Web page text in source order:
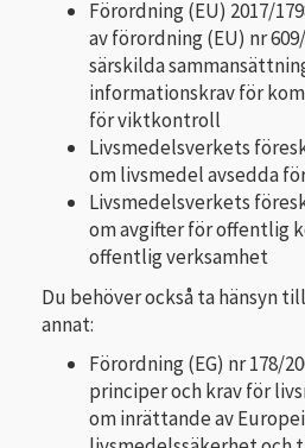
Förordning (EU) 2017/
av förordning (EU) nr
särskilda
informationskrav för
för viktkontroll
Livsmedelsverkets
om livsmedel avsedda
Livsmedelsverkets
om avgifter för offentlig
offentlig verksamhet
Du behöver också ta hänsyn
annat:
Förordning (EG) nr 178/
principer och krav för
om inrättande av